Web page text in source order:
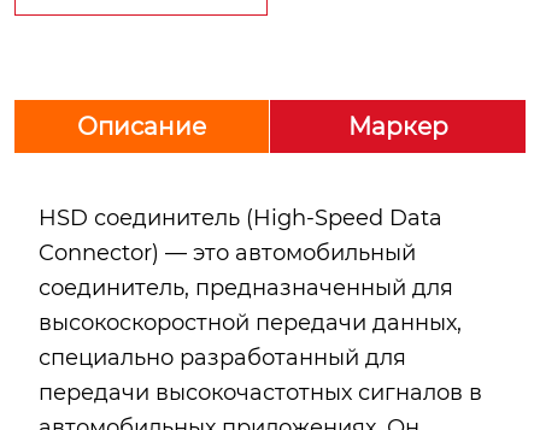
Описание Маркер
HSD соединитель (High-Speed Data
Connector) — это автомобильный
соединитель, предназначенный для
высокоскоростной передачи данных,
специально разработанный для
передачи высокочастотных сигналов в